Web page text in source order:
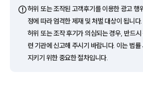
사례분석/최신동
형사 법률정보
법률지식인
형사소송·상담후
⚠️허위 또는 조작된 고객후기를 이용한 광고 행
정에 따라 엄격한 제재 및 처벌 대상이 됩니다.
허위 또는 조작 후기가 의심되는 경우, 반드
련 기관에 신고해 주시기 바랍니다. 이는 법
지키기 위한 중요한 절차입니다.